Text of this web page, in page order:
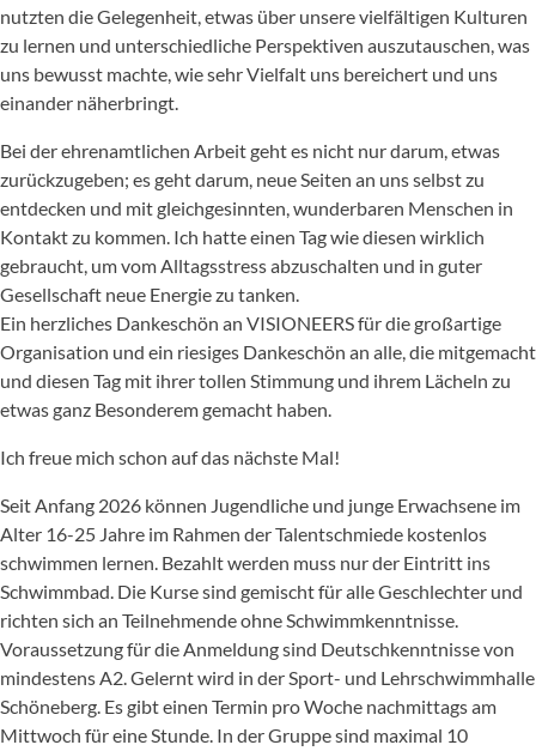
nutzten die Gelegenheit, etwas über unsere vielfältigen Kulturen
zu lernen und unterschiedliche Perspektiven auszutauschen, was
uns bewusst machte, wie sehr Vielfalt uns bereichert und uns
einander näherbringt.
Bei der ehrenamtlichen Arbeit geht es nicht nur darum, etwas
zurückzugeben; es geht darum, neue Seiten an uns selbst zu
entdecken und mit gleichgesinnten, wunderbaren Menschen in
Kontakt zu kommen. Ich hatte einen Tag wie diesen wirklich
gebraucht, um vom Alltagsstress abzuschalten und in guter
Gesellschaft neue Energie zu tanken.
Ein herzliches Dankeschön an VISIONEERS für die großartige
Organisation und ein riesiges Dankeschön an alle, die mitgemacht
und diesen Tag mit ihrer tollen Stimmung und ihrem Lächeln zu
etwas ganz Besonderem gemacht haben.
Ich freue mich schon auf das nächste Mal!
Seit Anfang 2026 können Jugendliche und junge Erwachsene im
Alter 16-25 Jahre im Rahmen der Talentschmiede kostenlos
schwimmen lernen. Bezahlt werden muss nur der Eintritt ins
Schwimmbad. Die Kurse sind gemischt für alle Geschlechter und
richten sich an Teilnehmende ohne Schwimmkenntnisse.
Voraussetzung für die Anmeldung sind Deutschkenntnisse von
mindestens A2. Gelernt wird in der Sport- und Lehrschwimmhalle
Schöneberg. Es gibt einen Termin pro Woche nachmittags am
Mittwoch für eine Stunde. In der Gruppe sind maximal 10